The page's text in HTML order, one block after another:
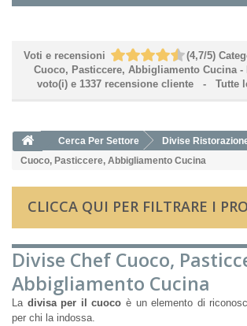
Voti e recensioni (4,7/5)
Cuoco, Pasticcere, Abbigliamento Cucina-
voto(i) e 1337recensione cliente - Tutte
Cerca Per Settore Divise
Cuoco, Pasticcere, Abbigliamento Cucina
CLICCA QUI PER FILTRARE I
Divise Chef Cuoco,
Abbigliamento Cucina
Ladivisa per il cuoco è un elemento di
per chi la indossa.